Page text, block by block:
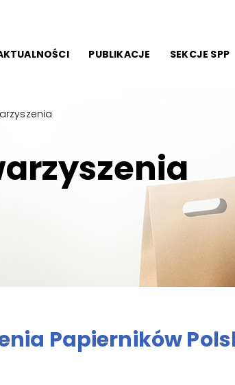
PUBLIKACJE SEKCJE SPP
Papierników